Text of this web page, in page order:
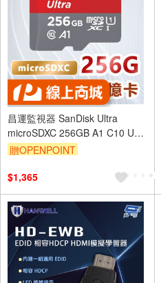
昌運監視器 SanDisk Ultra
microSDXC 256GB A1 C10 U1
UHS-I 記憶卡
贈OPENPOINT
$1,365